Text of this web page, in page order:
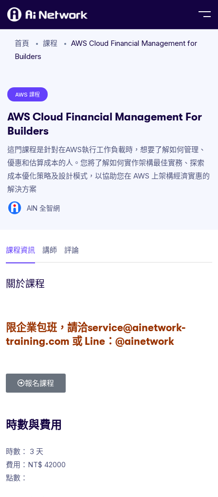
首頁 課程
AWS Cloud Financial Management for
Builders
AWS 課程
AWS Cloud Financial Management For
Builders
這門課程是針對在AWS執行工作負載時，想要了解如何管理、
優惠和估算成本的人。您將了解如何實作架構最佳實務、探索
成本優化策略及設計模式，以協助您在 AWS 上架構經濟實惠的
解決方案
AIN 全智網
課程資訊 講師 評論
關於課程
限企業包班，請洽service@ainetwork-
training.com 或 Line：@ainetwork
報名課程
時數與費用
時數： 3 天
費用：NT$ 42000
點數：